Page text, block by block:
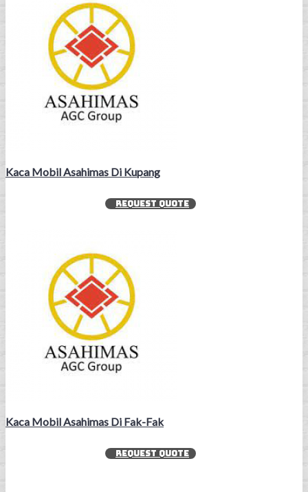
Kaca Mobil Asahimas Di Kupang
REQUEST QUOTE
Kaca Mobil Asahimas Di Fak-Fak
REQUEST QUOTE